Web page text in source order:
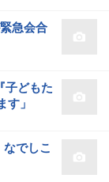
急会合
子どもた
」
でしこ